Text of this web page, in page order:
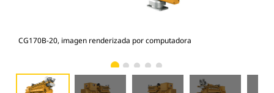
CG170B-20, imagen renderizada por computadora